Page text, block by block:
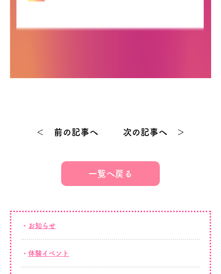
＜ 前の記事へ 次の記事へ ＞
一覧へ戻る
お知らせ
体験イベント